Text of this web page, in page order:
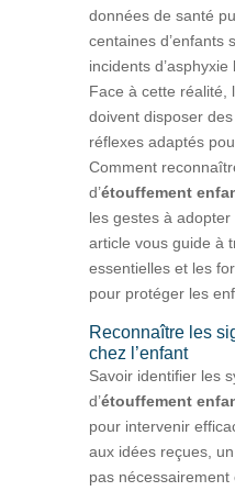
données de santé
centaines d’enfants
incidents
Face à cette réalité,
doivent disposer
réflexes adaptés
Comment
d’étouffement
les gestes à
article vous guide à
essentielles et les
pour protéger les
Reconnaître les
chez l’enfant
Savoir identifier les
d’étouffement
pour intervenir
aux idées reçues,
pas